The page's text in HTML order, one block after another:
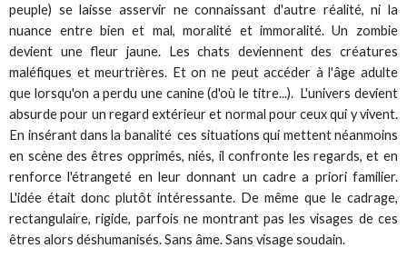
peuple) se laisse asservir ne connaissant d'autre réalité, ni la
nuance entre bien et mal, moralité et immoralité. Un zombie
devient une fleur jaune. Les chats deviennent des créatures
maléfiques et meurtrières. Et on ne peut accéder à l'âge adulte
que lorsqu'on a perdu une canine (d'où le titre...). L'univers devient
absurde pour un regard extérieur et normal pour ceux qui y vivent.
En insérant dans la banalité ces situations qui mettent néanmoins
en scène des êtres opprimés, niés, il confronte les regards, et en
renforce l'étrangeté en leur donnant un cadre a priori familier.
L'idée était donc plutôt intéressante. De même que le cadrage,
rectangulaire, rigide, parfois ne montrant pas les visages de ces
êtres alors déshumanisés. Sans âme. Sans visage soudain.